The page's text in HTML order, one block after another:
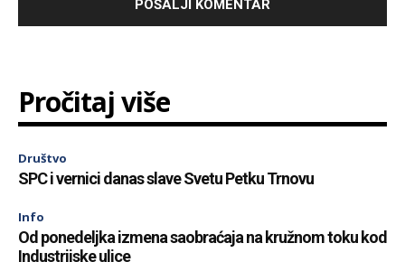
Pročitaj više
Društvo
SPC i vernici danas slave Svetu Petku Trnovu
Info
Od ponedeljka izmena saobraćaja na kružnom toku kod
Industrijske ulice